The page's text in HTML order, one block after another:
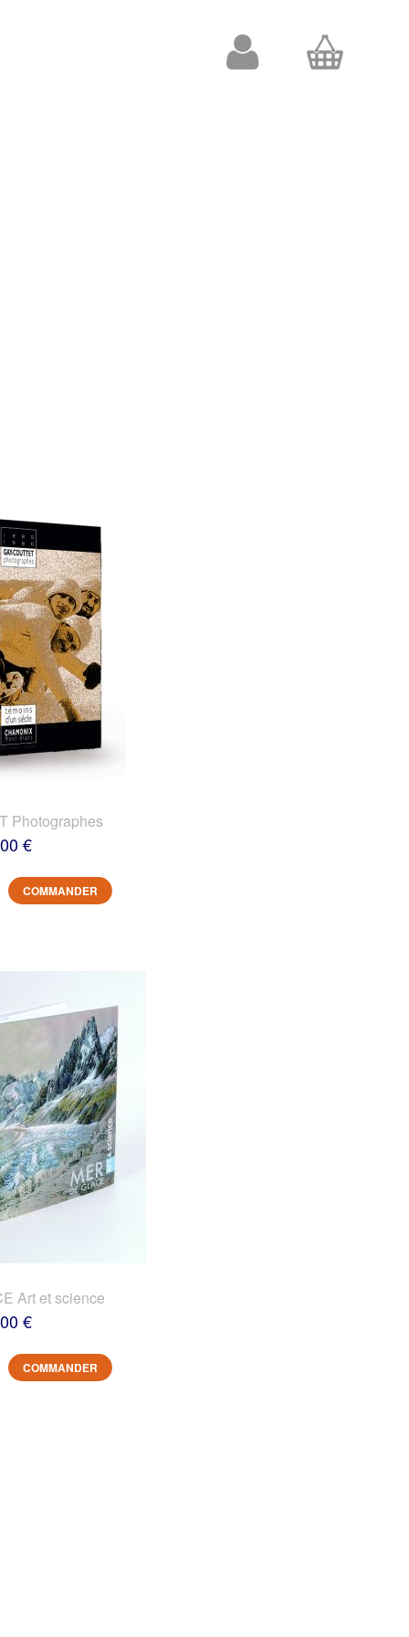
Photographes
€
COMMANDER
Art et science
€
COMMANDER